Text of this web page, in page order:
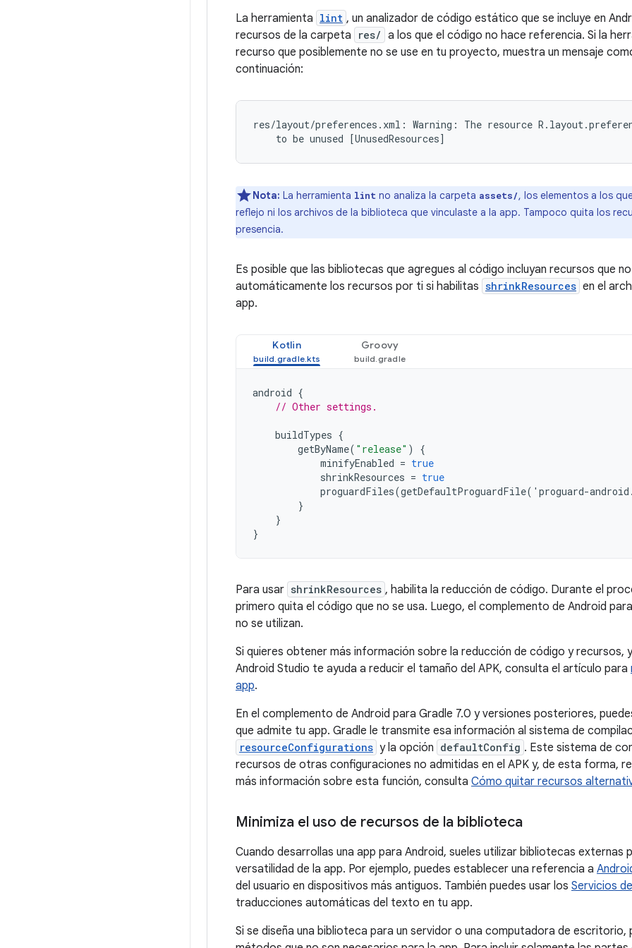
La herramienta lint , un analizador de código estático que se incluye en
recursos de la carpeta
res/ a los que el código no hace referencia. Si la
recurso que posiblemente no se use en tu proyecto, muestra un mensaje
continuación:
res/layout/preferences.xml: Warning: The resource
Nota: La herramienta lint no analiza la carpeta assets/, los elementos a los
reflejo ni los archivos de la biblioteca que vinculaste a la app. Tampoco quita los
presencia.
Es posible que las bibliotecas que agregues al código incluyan recursos que
automáticamente los recursos por ti si habilitas shrinkResources en el
app.
Kotlin Groovy
android {
// Other settings.
buildTypes {
getByName( "release" )
{
minifyEnabled = true
shrinkResources = true
proguardFiles(getDefaultProguardFile( ' proguard-android
}
}
}
Para usar shrinkResources , habilita la reducción de código. Durante el
primero quita el código que no se usa. Luego, el complemento de Android
no se utilizan.
Si quieres obtener más información sobre la reducción de código y recursos,
Android Studio te ayuda a reducir el tamaño del APK, consulta el artículo para
app.
En el complemento de Android para Gradle 7.0 y versiones posteriores,
que admite tu app. Gradle le transmite esa información al sistema de
resourceConfigurations y la opción defaultConfig . Este sistema de
recursos de otras configuraciones no admitidas en el APK y, de esta forma,
más información sobre esta función, consulta Cómo quitar recursos
Minimiza el uso de recursos de la biblioteca
Cuando desarrollas una app para Android, sueles utilizar bibliotecas externas
versatilidad de la app. Por ejemplo, puedes establecer una referencia a
del usuario en dispositivos más antiguos. También puedes usar los Servicios
traducciones automáticas del texto en tu app.
Si se diseña una biblioteca para un servidor o una computadora de escritorio,